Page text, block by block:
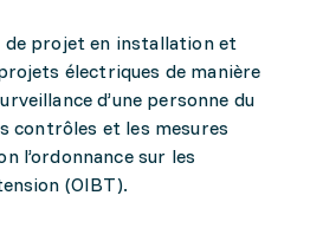
de projet en installation et
électriques de manière
d’une personne du
contrôles et les mesures
l’ordonnance sur les
(OIBT).